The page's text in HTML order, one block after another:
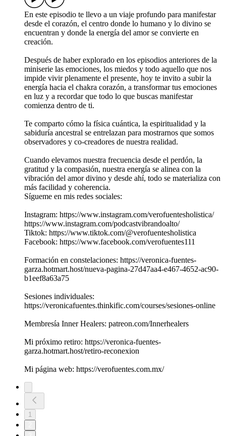
En este episodio te llevo a un viaje profundo para manifestar
desde el corazón, el centro donde lo humano y lo divino se
encuentran y donde la energía del amor se convierte en
creación.
Después de haber explorado en los episodios anteriores de la
miniserie las emociones, los miedos y todo aquello que nos
impide vivir plenamente el presente, hoy te invito a subir la
energía hacia el chakra corazón, a transformar tus emociones
en luz y a recordar que todo lo que buscas manifestar
comienza dentro de ti.
Te comparto cómo la física cuántica, la espiritualidad y la
sabiduría ancestral se entrelazan para mostrarnos que somos
observadores y co-creadores de nuestra realidad.
Cuando elevamos nuestra frecuencia desde el perdón, la
gratitud y la compasión, nuestra energía se alinea con la
vibración del amor divino y desde ahí, todo se materializa con
más facilidad y coherencia.
Sígueme en mis redes sociales:
Instagram: https://www.instagram.com/verofuentesholistica/
https://www.instagram.com/podcastvibrandoalto/
Tiktok: https://www.tiktok.com/@verofuentesholistica
Facebook: https://www.facebook.com/verofuentes111
Formación en constelaciones: https://veronica-fuentes-
garza.hotmart.host/nueva-pagina-27d47aa4-e467-4652-ac90-
b1eef8a63a75
Sesiones individuales:
https://veronicafuentes.thinkific.com/courses/sesiones-online
Membresía Inner Healers: patreon.com/Innerhealers
Mi próximo retiro: https://veronica-fuentes-
garza.hotmart.host/retiro-reconexion
Mi página web: https://verofuentes.com.mx/
1